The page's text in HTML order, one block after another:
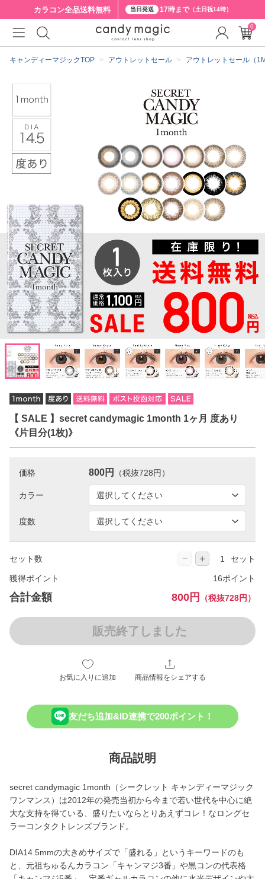
カラコン全品送料無料 当日発送 17時まで（土日祝14時）
キャンディーマジックTOP アウトレットセール アウトレットセール（
【 SALE 】secret candymagic 1month 1ヶ月 度あり
《片目分(1枚)》
価格 800円 （税抜728円）
カラー
度数
セット数 − ＋ セット
獲得ポイント 16ポイント
合計金額 800円 （税抜728円）
販売終了しました
お気に入りに追加 商品情報をシェアする
友だち追加&ID連携で200ポイント！
商品説明
secret candymagic 1month（シークレット キャンディーマジック
ワンマンス）は2012年の発売当初から今まで若い世代を中心に絶
大な支持を得ている、盛りたいならとりあえずコレ！なロングセ
ラーコンタクトレンズブランド。
DIA14.5mmの大きめサイズで「盛れる」というキーワードのも
と、元祖ちゅるんカラコン「キャンマジ3番」や黒コンの代表格
0
クーポン詳細